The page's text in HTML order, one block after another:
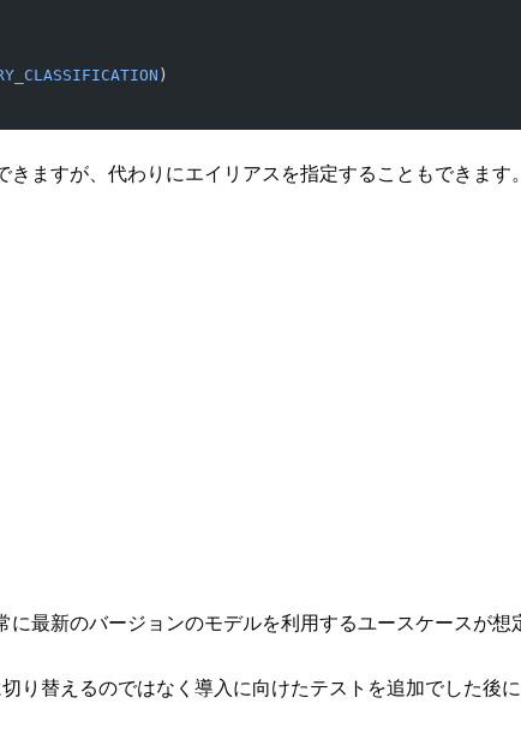
)
ますが、代わりにエイリアスを指定することもできます
最新のバージョンのモデルを利用するユースケースが想
り替えるのではなく導入に向けたテストを追加でした後